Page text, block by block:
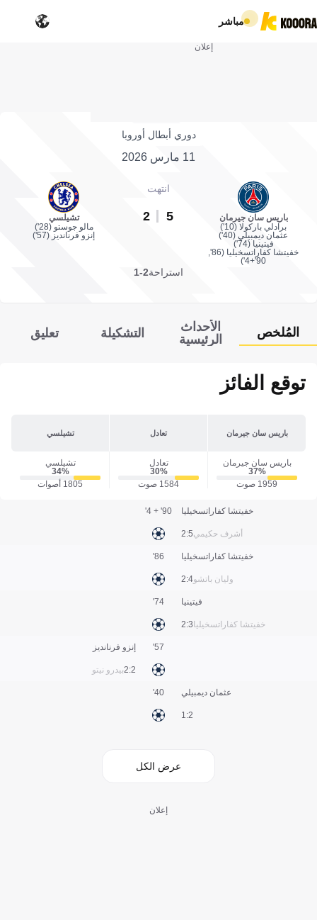
مباشر
إعلان
دوري أبطال أوروبا
11 مارس 2026
باريس سان جيرمان
برادلي باركولا (10')
عثمان ديمبيلي (40')
فيتينيا (74')
خفيتشا كفاراتسخيليا (86',
90'+4')
انتهت
5
2
تشيلسي
مالو جوستو (28')
إنزو فرنانديز (57')
استراحة2-1
المُلخص
الأحداث
الرئيسية
التشكيلة تعليق
توقع الفائز
باريس سان جيرمان تعادل تشيلسي
باريس سان جيرمان
37‎%‎
1959 صوت
تعادل
30‎%‎
1584 صوت
تشيلسي
34‎%‎
1805 أصوات
خفيتشا كفاراتسخيليا
أشرف حكيمي5:2
90' + 4'
خفيتشا كفاراتسخيليا
وليان باتشو4:2
86'
فيتينيا
خفيتشا كفاراتسخيليا3:2
74'
إنزو فرنانديز
بيدرو نيتو2:2
57'
عثمان ديمبيلي
2:1
40'
عرض الكل
إعلان